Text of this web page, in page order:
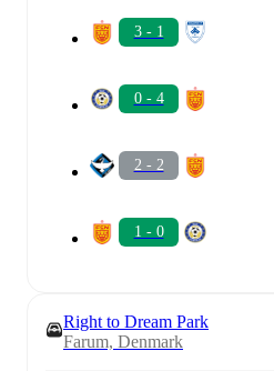
3 - 1
0 - 4
2 - 2
1 - 0
Right to Dream Park
Farum, Denmark